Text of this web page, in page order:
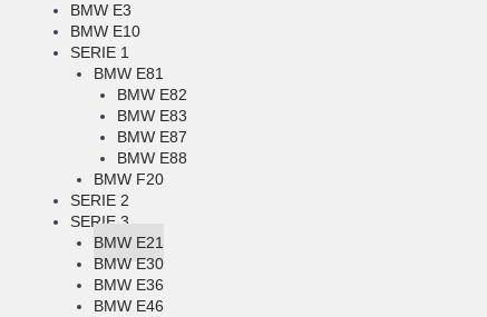
BMW E3
BMW E10
SERIE 1
BMW E81
BMW E82
BMW E83
BMW E87
BMW E88
BMW F20
SERIE 2
SERIE 3
BMW E21
BMW E30
BMW E36
BMW E46